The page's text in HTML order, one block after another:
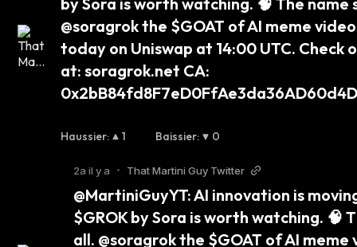
@soragrok the $GOAT of AI meme
today on Uniswap at 14:00 UTC. Check
at: soragrok.net CA:
Haussier: 1 Baissier: 0
2a il y a • That Martini Guy Twitter
@MartiniGuyYT: AI innovation is
$GROK by Sora is worth watching. 🧠
all. @soragrok the $GOAT of AI meme